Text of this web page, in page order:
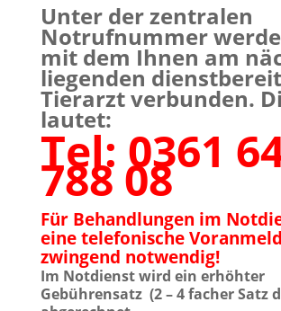
Unter der zentralen
Notrufnummer
mit dem Ihnen am
liegenden
Tierarzt verbunden.
lautet:
Tel: 0361
788 08
Für Behandlungen im
eine telefonische
zwingend notwendig!
Im Notdienst wird ein erhöhter
Gebührensatz (2 – 4 facher Satz